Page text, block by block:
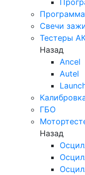
Свечи
Тестеры
Назад
Ancel
Autel
ГБО
Назад